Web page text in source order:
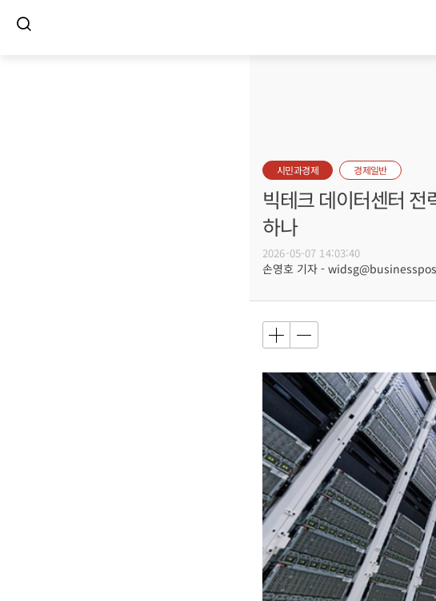
시민과경제 경제일반
빅테크 데이터센터
하나
2026-05-07 14:03:40
손영호 기자 -